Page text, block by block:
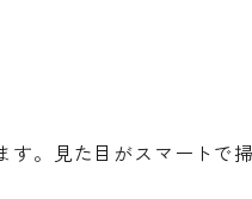
。見た目がスマートで